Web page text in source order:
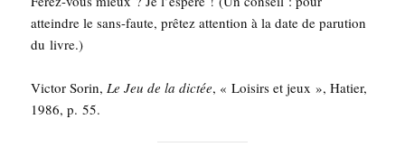
atteindre le sans-faute, prê­tez atten­tion à la date de paru­tion
du livre.)
Vic­tor Sorin,Le Jeu de la dic­tée, « Loi­sirs et jeux », Hatier,
1986, p. 55.